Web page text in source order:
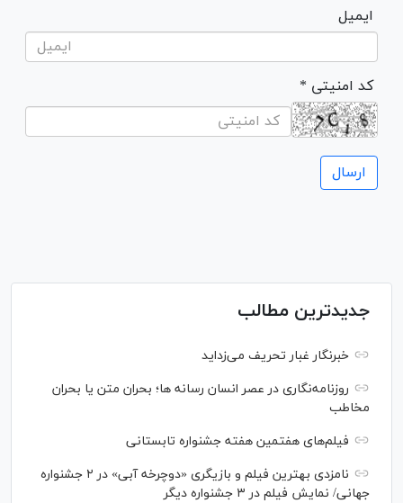
ایمیل
* کد امنیتی
جدیدترین مطالب
خبرنگار غبار تحریف می‌زداید
روزنامه‌نگاری در عصر انسان رسانه ها؛ بحران متن یا بحران
مخاطب
فیلم‌های هفتمین هفته جشنواره تابستانی
نامزدی بهترین فیلم و بازیگری «دوچرخه آبی» در ۲ جشنواره
جهانی/ نمایش فیلم در ۳ جشنواره دیگر